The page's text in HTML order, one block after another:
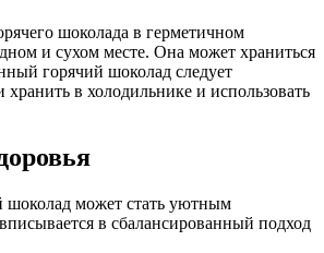
шоколада в герметичном
и сухом месте. Она может храниться
горячий шоколад следует
хранить в холодильнике и использовать
шоколад может стать уютным
в сбалансированный подход